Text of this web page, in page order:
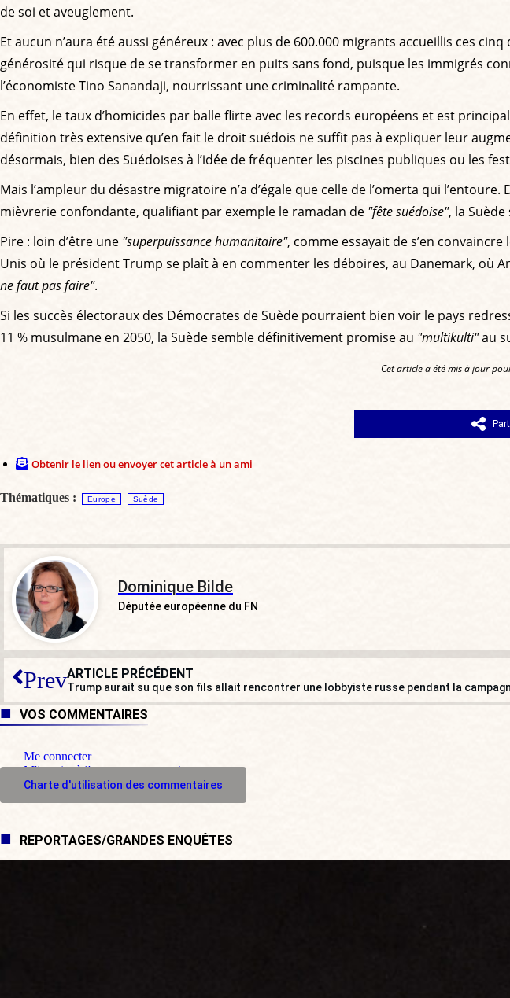
de soi et aveuglement.
Et aucun n’aura été aussi généreux : avec plus de 600.000 migrants accueillis ces
générosité qui risque de se transformer en puits sans fond, puisque les immigrés
l’économiste Tino Sanandaji, nourrissant une criminalité rampante.
En effet, le taux d’homicides par balle flirte avec les records européens et est
définition très extensive qu’en fait le droit suédois ne suffit pas à expliquer leur
désormais, bien des Suédoises à l’idée de fréquenter les piscines publiques ou les
Mais l’ampleur du désastre migratoire n’a d’égale que celle de l’omerta qui
mièvrerie confondante, qualifiant par exemple le ramadan de "fête suédoise", la
Pire : loin d’être une "superpuissance humanitaire", comme essayait de s’en
Unis où le président Trump se plaît à en commenter les déboires, au Danemark, où
ne faut pas faire".
Si les succès électoraux des Démocrates de Suède pourraient bien voir le pays
11 % musulmane en 2050, la Suède semble définitivement promise au "multikulti"au
Cet article a été mis à jour
Obtenir le lien ou envoyer cet article à un ami
Thématiques : Europe Suède
Dominique Bilde
Députée européenne du FN
PrevARTICLE PRÉCÉDENT
VOS COMMENTAIRES
Me connecter
M'inscrire à l'espace commentaire
Charte d'utilisation des commentaires
REPORTAGES/GRANDES ENQUÊTES